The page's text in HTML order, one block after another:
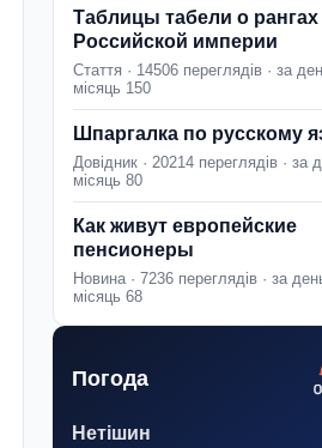
Таблицы табели о рангах
Российской империи
Стаття · 14506 переглядів · за
місяць 150
Шпаргалка по русскому
Довідник · 20214 переглядів · за
місяць 80
Как живут европейские
пенсионеры
Новина · 7236 переглядів · за
місяць 68
Погода
Нетішин